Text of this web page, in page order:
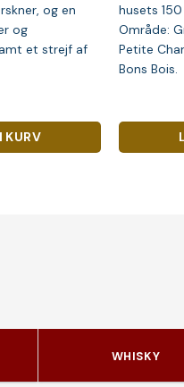
og en
og
et strejf af
KURV
husets
Område:
Petite
Bons Bois.
WHISKY